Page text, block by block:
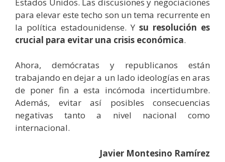
para elevar este techo son un tema recurrente en
la política estadounidense. Y su resolución es
crucial para evitar una crisis económica.
Ahora, demócratas y republicanos están
trabajando en dejar a un lado ideologías en aras
de poner fin a esta incómoda incertidumbre.
Además, evitar así posibles consecuencias
negativas tanto a nivel nacional como
internacional.
Javier Montesino Ramírez